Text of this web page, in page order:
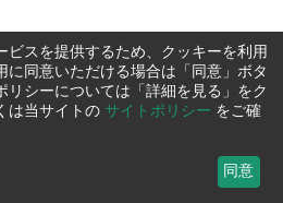
ビスを提供するため、クッキーを利用
に同意いただける場合は「同意」ボタ
リシーについては「詳細を見る」をク
は当サイトの サイトポリシー をご確
同意